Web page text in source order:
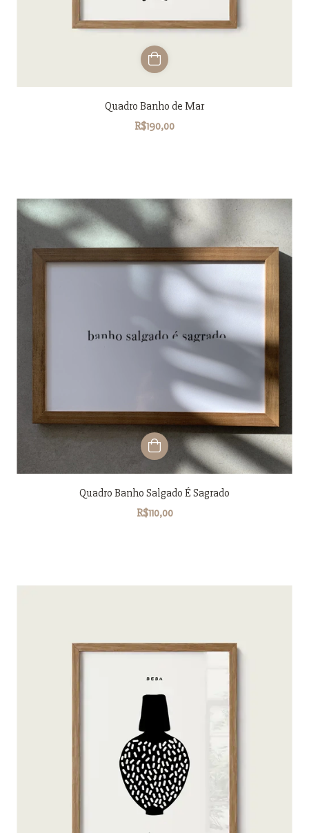
Quadro Banho de Mar
R$190,00
Quadro Banho Salgado É Sagrado
R$110,00